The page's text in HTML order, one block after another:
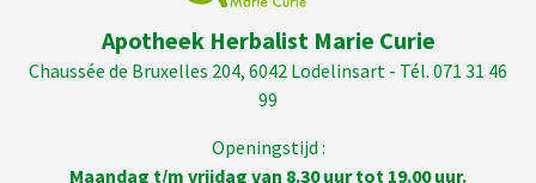
Apotheek Herbalist Marie Curie
Chaussée de Bruxelles 204, 6042 Lodelinsart - Tél. 071 31 46
99
Openingstijd :
Maandag t/m vrijdag van 8.30 uur tot 19.00 uur.